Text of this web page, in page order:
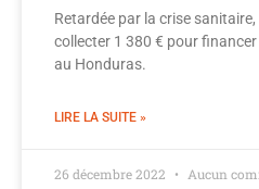
Retardée par la crise sanitaire,
collecter 1 380 € pour
au Honduras.
LIRE LA SUITE »
26 décembre 2022 Aucun